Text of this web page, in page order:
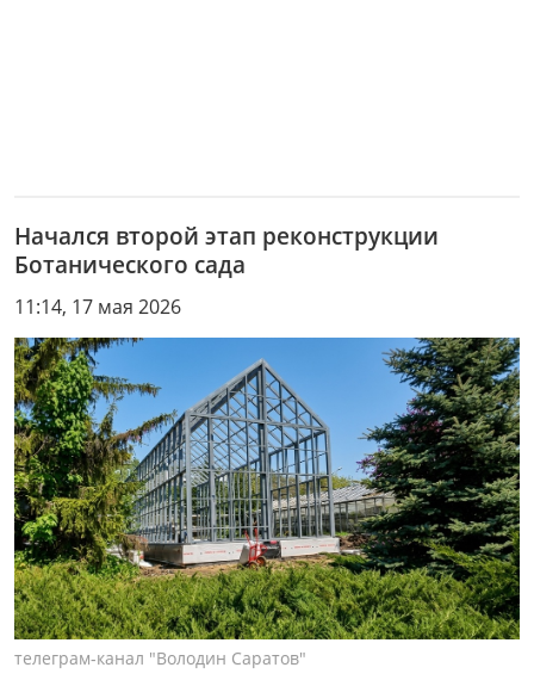
Начался второй этап реконструкции
Ботанического сада
11:14, 17 мая 2026
телеграм-канал "Володин Саратов"